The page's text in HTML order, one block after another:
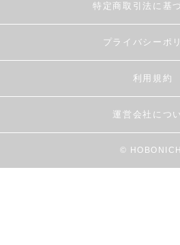
特定商取引法に基
プライバシーポ
利用規約
運営会社につ
© HOBONICHI